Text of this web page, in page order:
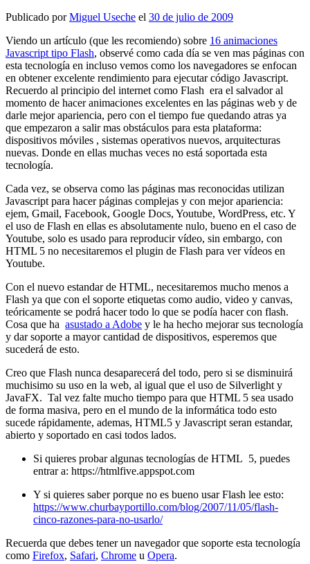
Publicado porMiguel Useche el 30 de julio de 2009
Viendo un artí­culo (que les recomiendo) sobre 16 animaciones
Javascript tipo Flash, observé como cada dí­a se ven mas páginas con
esta tecnologí­a en incluso vemos como los navegadores se enfocan
en obtener excelente rendimiento para ejecutar código Javascript.
Recuerdo al principio del internet como Flash era el salvador al
momento de hacer animaciones excelentes en las páginas web y de
darle mejor apariencia, pero con el tiempo fue quedando atras ya
que empezaron a salir mas obstáculos para esta plataforma:
dispositivos móviles , sistemas operativos nuevos, arquitecturas
nuevas. Donde en ellas muchas veces no está soportada esta
tecnologí­a.
Cada vez, se observa como las páginas mas reconocidas utilizan
Javascript para hacer páginas complejas y con mejor apariencia:
ejem, Gmail, Facebook, Google Docs, Youtube, WordPress, etc. Y
el uso de Flash en ellas es absolutamente nulo, bueno en el caso de
Youtube, solo es usado para reproducir ví­deo, sin embargo, con
HTML 5 no necesitaremos el plugin de Flash para ver ví­deos en
Youtube.
Con el nuevo estandar de HTML, necesitaremos mucho menos a
Flash ya que con el soporte etiquetas como audio, video y canvas,
teóricamente se podrá hacer todo lo que se podí­a hacer con flash.
Cosa que ha asustado a Adobe y le ha hecho mejorar sus tecnologí­a
y dar soporte a mayor cantidad de dispositivos, esperemos que
sucederá de esto.
Creo que Flash nunca desaparecerá del todo, pero si se disminuirá
muchisimo su uso en la web, al igual que el uso de Silverlight y
JavaFX. Tal vez falte mucho tiempo para que HTML 5 sea usado
de forma masiva, pero en el mundo de la informática todo esto
sucede rápidamente, ademas, HTML5 y Javascript seran estandar,
abierto y soportado en casi todos lados.
Si quieres probar algunas tecnologí­as de HTML 5, puedes
entrar a: https://htmlfive.appspot.com
Y si quieres saber porque no es bueno usar Flash lee esto:
https://www.churbayportillo.com/blog/2007/11/05/flash-
cinco-razones-para-no-usarlo/
Recuerda que debes tener un navegador que soporte esta tecnologí­a
como Firefox, Safari, Chrome u Opera.